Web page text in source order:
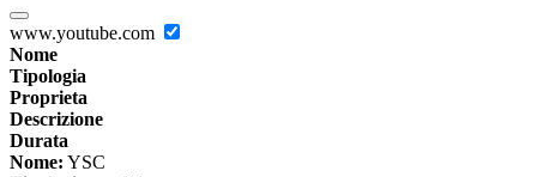
www.youtube.com
Nome
Tipologia
Proprieta
Descrizione
Durata
Nome: YSC